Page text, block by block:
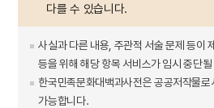
다를 수 있습니다.
사실과 다른 내용, 주관적 서술 문제 등이
등을 위해 해당 항목 서비스가 임시 중단
한국민족문화대백과사전은 공공저작물
가능합니다.